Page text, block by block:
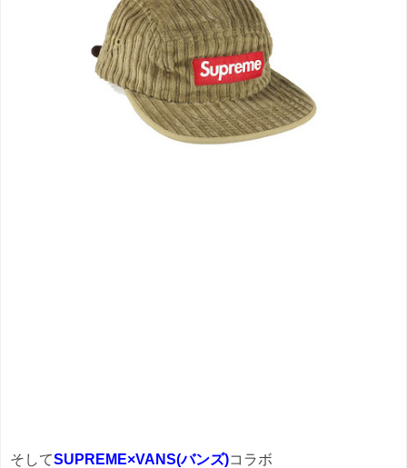
そしてSUPREME×VANS(バンズ)コラボ